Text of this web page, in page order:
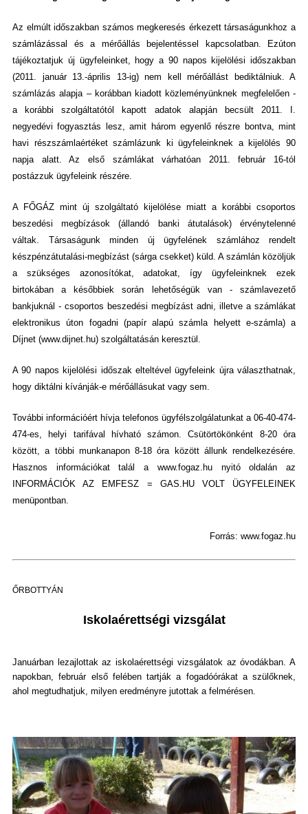
Az elmúlt időszakban számos megkeresés érkezett társaságunkhoz a
számlázással és a mérőállás bejelentéssel kapcsolatban. Ezúton
tájékoztatjuk új ügyfeleinket, hogy a 90 napos kijelölési időszakban
(2011. január 13.-április 13-ig) nem kell mérőállást bediktálniuk. A
számlázás alapja – korábban kiadott közleményünknek megfelelően -
a korábbi szolgáltatótól kapott adatok alapján becsült 2011. I.
negyedévi fogyasztás lesz, amit három egyenlő részre bontva, mint
havi részszámlaértéket számlázunk ki ügyfeleinknek a kijelölés 90
napja alatt. Az első számlákat várhatóan 2011. február 16-tól
postázzuk ügyfeleink részére.
A FŐGÁZ mint új szolgáltató kijelölése miatt a korábbi csoportos
beszedési megbízások (állandó banki átutalások) érvénytelenné
váltak. Társaságunk minden új ügyfelének számlához rendelt
készpénzátutalási-megbízást (sárga csekket) küld. A számlán közöljük
a szükséges azonosítókat, adatokat, így ügyfeleinknek ezek
birtokában a későbbiek során lehetőségük van - számlavezető
bankjuknál - csoportos beszedési megbízást adni, illetve a számlákat
elektronikus úton fogadni (papír alapú számla helyett e-számla) a
Díjnet (www.dijnet.hu) szolgáltatásán keresztül.
A 90 napos kijelölési időszak elteltével ügyfeleink újra választhatnak,
hogy diktálni kívánják-e mérőállásukat vagy sem.
További információért hívja telefonos ügyfélszolgálatunkat a 06-40-474-
474-es, helyi tarifával hívható számon. Csütörtökönként 8-20 óra
között, a többi munkanapon 8-18 óra között állunk rendelkezésére.
Hasznos információkat talál a www.fogaz.hu nyitó oldalán az
INFORMÁCIÓK AZ EMFESZ = GAS.HU VOLT ÜGYFELEINEK
menüpontban.
Forrás: www.fogaz.hu
ŐRBOTTYÁN
Iskolaérettségi vizsgálat
Januárban lezajlottak az iskolaérettségi vizsgálatok az óvodákban. A
napokban, február első felében tartják a fogadóórákat a szülőknek,
ahol megtudhatjuk, milyen eredményre jutottak a felmérésen.